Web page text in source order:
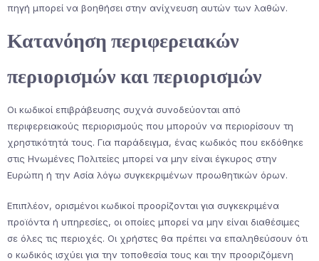
πηγή μπορεί να βοηθήσει στην ανίχνευση αυτών των λαθών.
Κατανόηση περιφερειακών
περιορισμών και περιορισμών
Οι κωδικοί επιβράβευσης συχνά συνοδεύονται από
περιφερειακούς περιορισμούς που μπορούν να περιορίσουν τη
χρηστικότητά τους. Για παράδειγμα, ένας κωδικός που εκδόθηκε
στις Ηνωμένες Πολιτείες μπορεί να μην είναι έγκυρος στην
Ευρώπη ή την Ασία λόγω συγκεκριμένων προωθητικών όρων.
Επιπλέον, ορισμένοι κωδικοί προορίζονται για συγκεκριμένα
προϊόντα ή υπηρεσίες, οι οποίες μπορεί να μην είναι διαθέσιμες
σε όλες τις περιοχές. Οι χρήστες θα πρέπει να επαληθεύσουν ότι
ο κωδικός ισχύει για την τοποθεσία τους και την προοριζόμενη